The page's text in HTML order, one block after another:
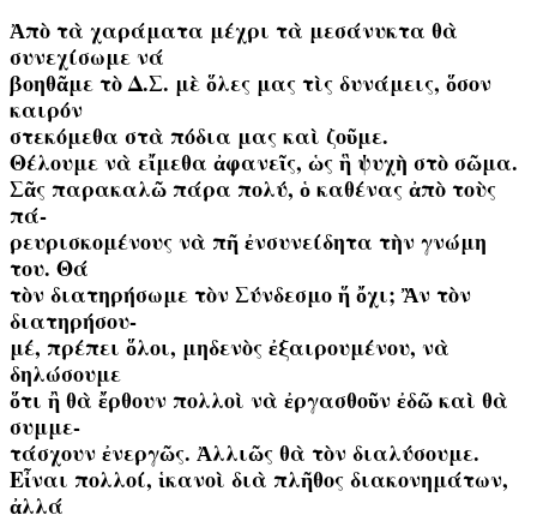
Ἀπὸ τὰ χαράματα μέχρι τὰ μεσάνυκτα θὰ
συνεχίσωμε νά
βοηθᾶμε τὸ Δ.Σ. μὲ ὅλες μας τὶς δυνάμεις, ὅσον
καιρόν
στεκόμεθα στὰ πόδια μας καὶ ζοῦμε.
Θέλουμε νὰ εἴμεθα ἀφανεῖς, ὡς ἣ ψυχὴ στὸ σῶμα.
Σᾶς παρακαλῶ πάρα πολύ, ὁ καθένας ἀπὸ τοὺς
πά-
ρευρισκομένους νὰ πῆ ἐνσυνείδητα τὴν γνώμη
του. Θά
τὸν διατηρήσωμε τὸν Σύνδεσμο ἥ ὄχι; Ἂν τὸν
διατηρήσου-
μέ, πρέπει ὅλοι, μηδενὸς ἐξαιρουμένου, νὰ
δηλώσουμε
ὅτι ἢ θὰ ἔρθουν πολλοὶ νὰ ἐργασθοῦν ἐδῶ καὶ θὰ
συμμε-
τάσχουν ἐνεργῶς. Ἀλλιῶς θὰ τὸν διαλύσουμε.
Εἶναι πολλοί, ἱκανοὶ διὰ πλῆθος διακονημάτων,
ἀλλά